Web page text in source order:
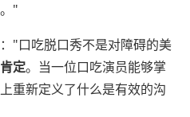
"
"口吃脱口秀不是对障碍的美
定。当一位口吃演员能够掌
重新定义了什么是有效的沟